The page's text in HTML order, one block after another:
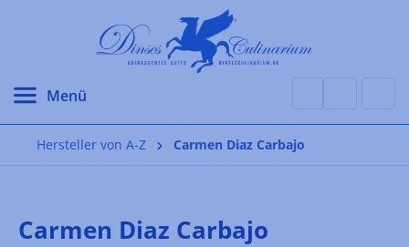
Hersteller von A-Z Carmen Diaz Carbajo
Carmen Diaz Carbajo